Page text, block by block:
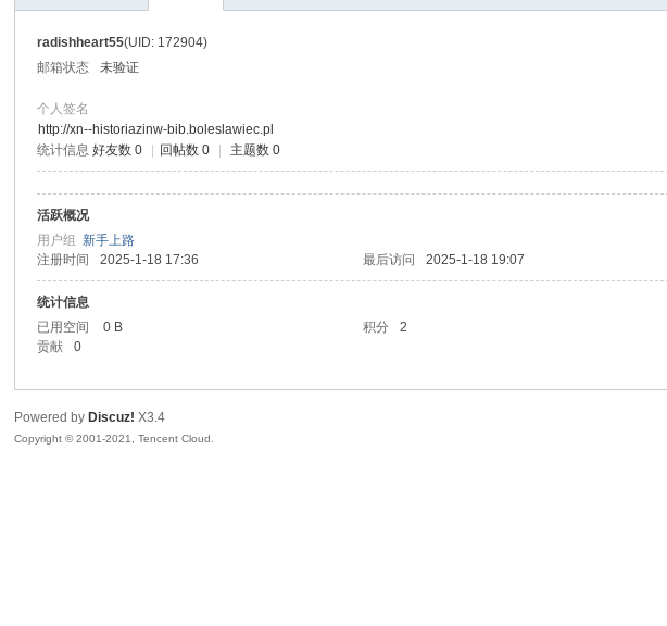
radishheart55(UID: 172904)
邮箱状态
未验证
个人签名
http://xn--historiazinw-bib.boleslawiec.pl
统计信息 好友数 0 回帖数 0 主题数 0
活跃概况
用户组新手上路
注册时间
2025-1-18 17:36 最后访问 2025-1-18 19:07
统计信息
已用空间
0 B 积分 2
贡献
0
Powered by Discuz! X3.4
Copyright © 2001-2021, Tencent Cloud.